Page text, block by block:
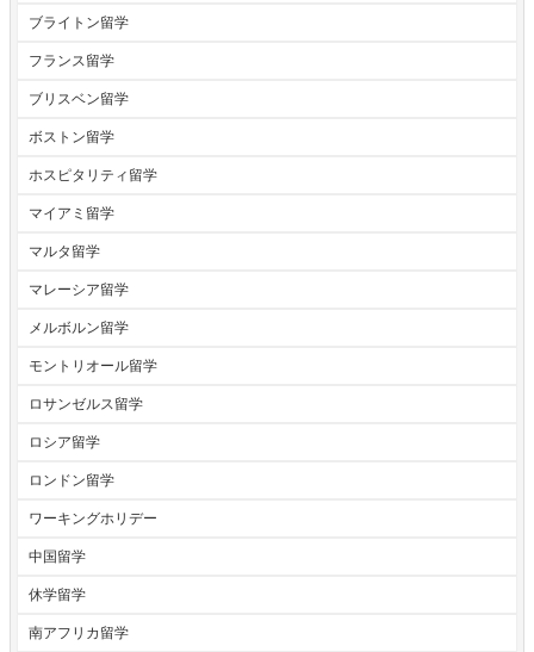
ブライトン留学
フランス留学
ブリスベン留学
ボストン留学
ホスピタリティ留学
マイアミ留学
マルタ留学
マレーシア留学
メルボルン留学
モントリオール留学
ロサンゼルス留学
ロシア留学
ロンドン留学
ワーキングホリデー
中国留学
休学留学
南アフリカ留学